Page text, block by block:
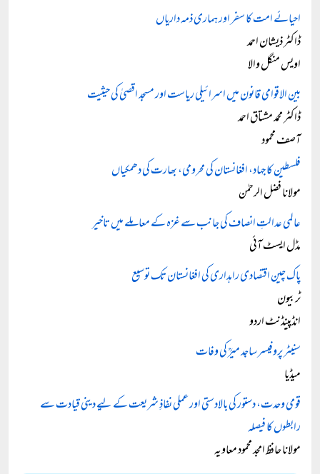
احیائے امت کا سفر اور ہماری ذمہ داریاں
ڈاکٹر ذیشان احمد
اویس منگل والا
بین الاقوامی قانون میں اسرائیلی ریاست اور مسجد اقصیٰ کی حیثیت
ڈاکٹر محمد مشتاق احمد
آصف محمود
فلسطین کا جہاد، افغانستان کی محرومی، بھارت کی دھمکیاں
مولانا فضل الرحمٰن
عالمی عدالتِ انصاف کی جانب سے غزہ کے معاملے میں تاخیر
مڈل ایسٹ آئی
پاک چین اقتصادی راہداری کی افغانستان تک توسیع
ٹربیون
انڈپینڈنٹ اردو
سنیٹر پروفیسر ساجد میرؒ کی وفات
میڈیا
قومی وحدت، دستور کی بالادستی اور عملی نفاذِ شریعت کے لیے دینی قیادت سے
رابطوں کا فیصلہ
مولانا حافظ امجد محمود معاویہ